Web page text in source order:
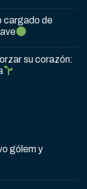
cargado de
su corazón:
gólem y